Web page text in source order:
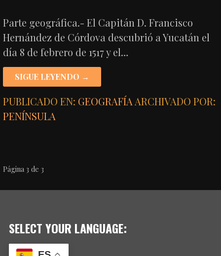
Parte geográfica.- El Capitán D. Francisco
Hernández de Córdova descubrió a Yucatán el
día 8 de febrero de 1517 y el…
SIGUE LEYENDO →
PUBLICADO EN: GEOGRAFÍA ARCHIVADO POR:
PENÍNSULA
NAVEGACIÓN
POR
Página 3 de 3
SELECT YOUR LANGUAGE: